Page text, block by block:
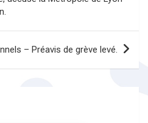
– Préavis de grève levé.